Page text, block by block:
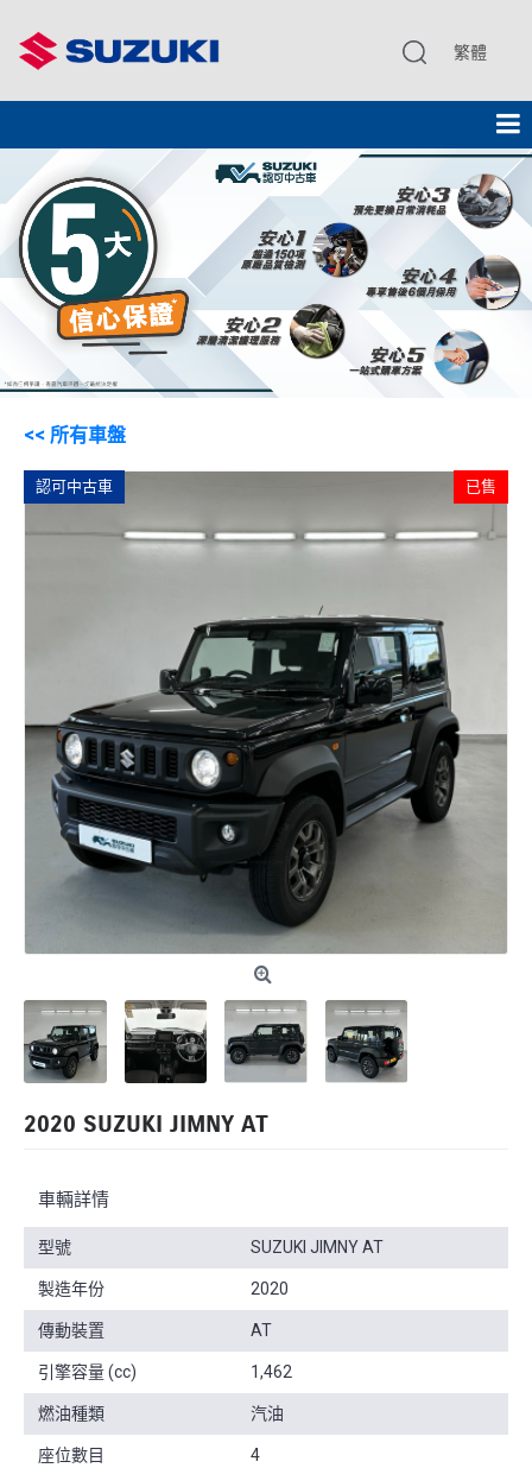
繁體
<< 所有車盤
認可中古車 已售
2020 SUZUKI JIMNY AT
車輛詳情
型號 SUZUKI JIMNY AT
製造年份 2020
傳動裝置 AT
引擎容量 (cc) 1,462
燃油種類 汽油
座位數目 4